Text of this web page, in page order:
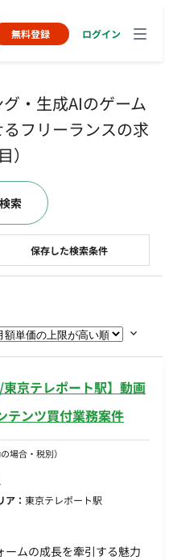
無料登録 ログイン
・生成AIのゲーム
フリーランスの求
京テレポート駅】動画
テンツ買付業務案件
場合・税別）
ア： 東京テレポート駅
ムの成長を牽引する魅力
保存した検索条件
索